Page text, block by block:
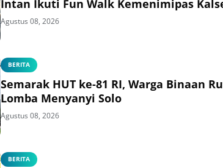
Intan Ikuti Fun Walk Kemenimipas
Agustus 08, 2026
BERITA
Semarak HUT ke-81 RI, Warga Binaan
Lomba Menyanyi Solo
Agustus 08, 2026
BERITA